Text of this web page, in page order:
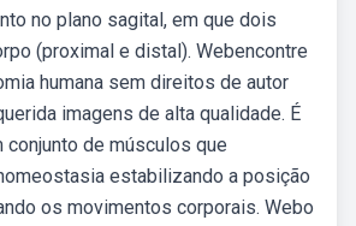
no plano sagital, em que dois
(proximal e distal). Webencontre
humana sem direitos de autor
imagens de alta qualidade. É
de músculos que
estabilizando a posição
os movimentos corporais. Webo